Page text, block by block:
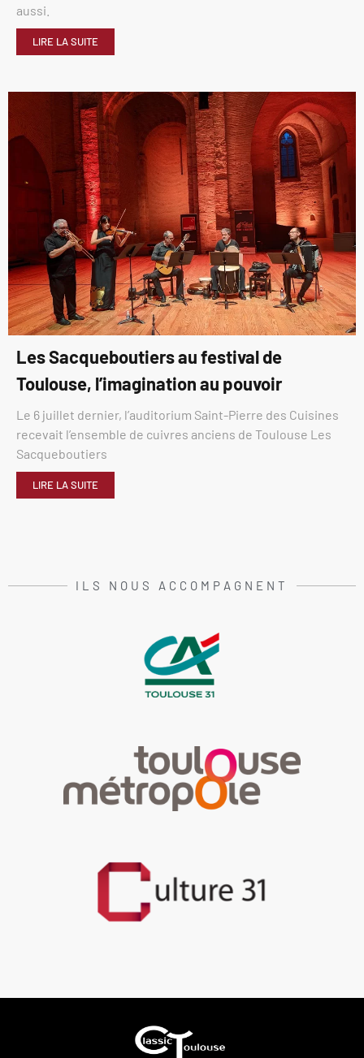
aussi.
LIRE LA SUITE
Les Sacqueboutiers au festival de
Toulouse, l’imagination au pouvoir
Le 6 juillet dernier, l’auditorium Saint-Pierre des Cuisines
recevait l’ensemble de cuivres anciens de Toulouse Les
Sacqueboutiers
LIRE LA SUITE
ILS NOUS ACCOMPAGNENT